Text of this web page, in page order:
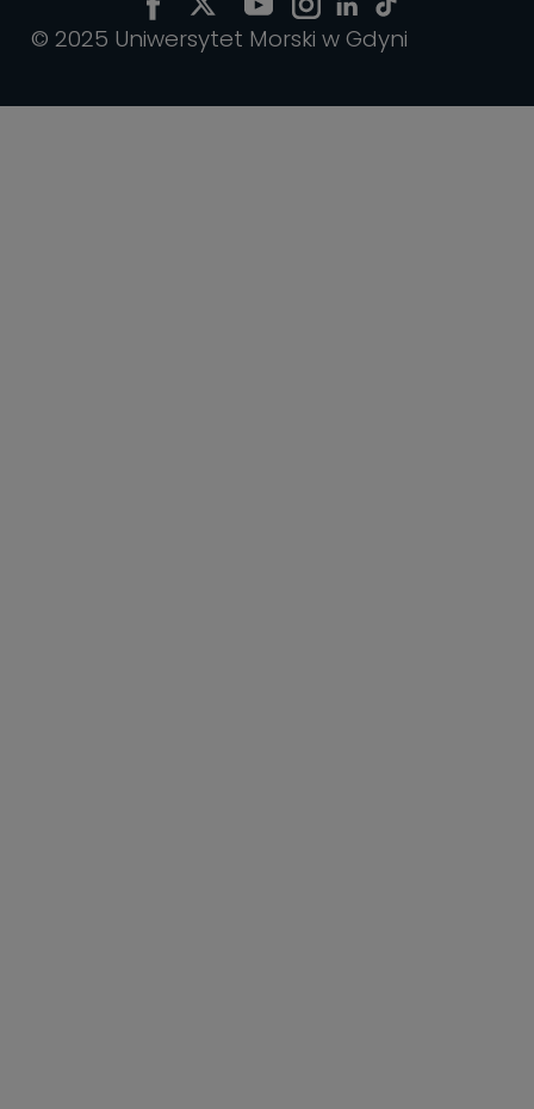
© 2025 Uniwersytet Morski w Gdyni